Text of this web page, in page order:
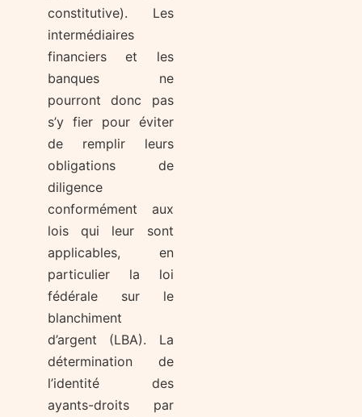
constitutive). Les
intermédiaires
financiers et les
banques ne
pourront donc pas
s’y fier pour éviter
de remplir leurs
obligations de
diligence
conformément aux
lois qui leur sont
applicables, en
particulier la loi
fédérale sur le
blanchiment
d’argent (LBA). La
détermination de
l’identité des
ayants-droits par